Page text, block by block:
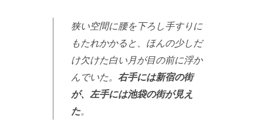
狭い空間に腰を下ろし手すりに
もたれかかると、ほんの少しだ
け欠けた白い月が目の前に浮か
んでいた。 右手には新宿の街
が、左手には池袋の街が見え
た。